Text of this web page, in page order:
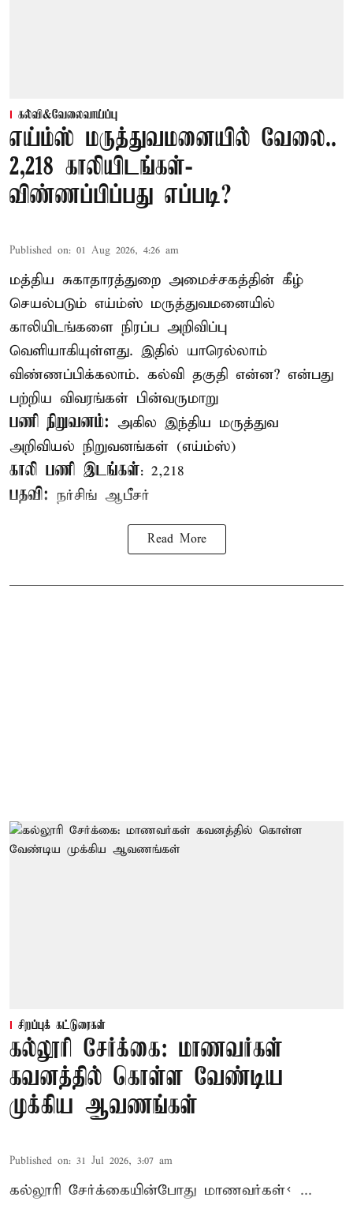
கல்வி&வேலைவாய்ப்பு
எய்ம்ஸ் மருத்துவமனையில் வேலை..
2,218 காலியிடங்கள்-
விண்ணப்பிப்பது எப்படி?
Published on: 01 Aug 2026, 4:26 am
மத்திய சுகாதாரத்துறை அமைச்சகத்தின் கீழ்
செயல்படும் எய்ம்ஸ் மருத்துவமனையில்
காலியிடங்களை நிரப்ப அறிவிப்பு
வெளியாகியுள்ளது. இதில் யாரெல்லாம்
விண்ணப்பிக்கலாம். கல்வி தகுதி என்ன? என்பது
பற்றிய விவரங்கள் பின்வருமாறு
பணி நிறுவனம்: அகில இந்திய மருத்துவ
அறிவியல் நிறுவனங்கள் (எய்ம்ஸ்)
காலி பணி இடங்கள்: 2,218
பதவி: நர்சிங் ஆபீசர்
Read More
சிறப்புக் கட்டுரைகள்
கல்லூரி சேர்க்கை: மாணவர்கள்
கவனத்தில் கொள்ள வேண்டிய
முக்கிய ஆவணங்கள்
Published on: 31 Jul 2026, 3:07 am
கல்லூரி சேர்க்கையின்போது மாணவர்கள்< ...